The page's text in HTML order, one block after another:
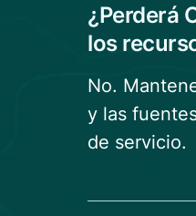
¿Perderá
los
No.
y las
de servicio.